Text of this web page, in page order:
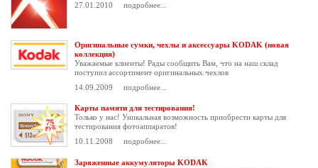
27.01.2010
подробнее...
Оригинальные сумки, чехлы и аксессуары KODAK (новая
коллекция)
Уважаемые клиенты! Рады сообщить Вам, что на наш склад
поступил ассортимент оригинальных чехлов
14.09.2009
подробнее...
Карты памяти для тестирования!
Только у нас! Уникальная возможность приобрести карты для
тестирования фотоаппаратов!
10.11.2008
подробнее...
Заряженные аккумуляторы KODAK